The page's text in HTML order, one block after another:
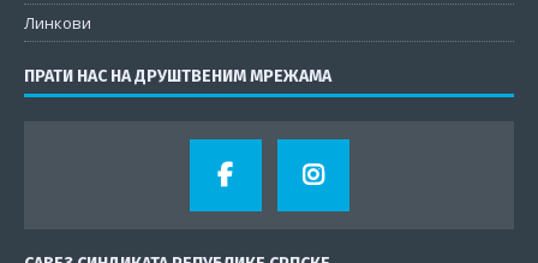
Линкови
ПРАТИ НАС НА ДРУШТВЕНИМ МРЕЖАМА